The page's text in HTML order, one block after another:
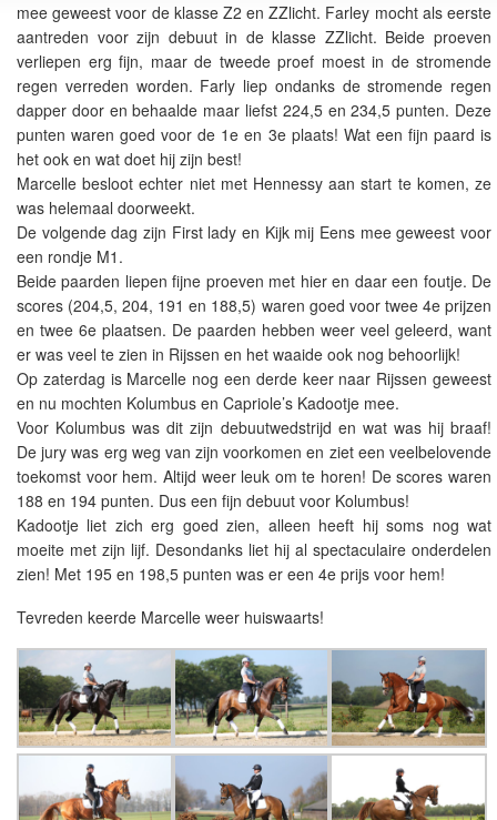
mee geweest voor de klasse Z2 en ZZlicht. Farley mocht als eerste
aantreden voor zijn debuut in de klasse ZZlicht. Beide proeven
verliepen erg fijn, maar de tweede proef moest in de stromende
regen verreden worden. Farly liep ondanks de stromende regen
dapper door en behaalde maar liefst 224,5 en 234,5 punten. Deze
punten waren goed voor de 1e en 3e plaats! Wat een fijn paard is
het ook en wat doet hij zijn best!
Marcelle besloot echter niet met Hennessy aan start te komen, ze
was helemaal doorweekt.
De volgende dag zijn First lady en Kijk mij Eens mee geweest voor
een rondje M1.
Beide paarden liepen fijne proeven met hier en daar een foutje. De
scores (204,5, 204, 191 en 188,5) waren goed voor twee 4e prijzen
en twee 6e plaatsen. De paarden hebben weer veel geleerd, want
er was veel te zien in Rijssen en het waaide ook nog behoorlijk!
Op zaterdag is Marcelle nog een derde keer naar Rijssen geweest
en nu mochten Kolumbus en Capriole’s Kadootje mee.
Voor Kolumbus was dit zijn debuutwedstrijd en wat was hij braaf!
De jury was erg weg van zijn voorkomen en ziet een veelbelovende
toekomst voor hem. Altijd weer leuk om te horen! De scores waren
188 en 194 punten. Dus een fijn debuut voor Kolumbus!
Kadootje liet zich erg goed zien, alleen heeft hij soms nog wat
moeite met zijn lijf. Desondanks liet hij al spectaculaire onderdelen
zien! Met 195 en 198,5 punten was er een 4e prijs voor hem!
Tevreden keerde Marcelle weer huiswaarts!